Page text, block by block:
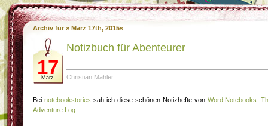
Archiv für » März 17th, 2015«
17
März
Notizbuch für Abenteurer
Christian Mähler
Bei notebookstories sah ich diese schönen Notizhefte von Word.Notebooks:
Adventure Log: